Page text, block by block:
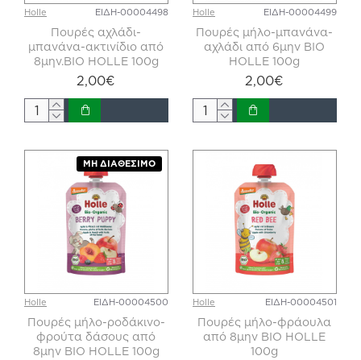
Holle ΕΙΔΗ-00004498
Πουρές αχλάδι-
μπανάνα-ακτινίδιο από
8μην.ΒΙΟ HOLLE 100g
2,00€
Holle ΕΙΔΗ-00004499
Πουρές μήλο-μπανάνα-
αχλάδι από 6μην ΒΙΟ
HOLLE 100g
2,00€
ΜΗ ΔΙΑΘΈΣΙΜΟ
Holle ΕΙΔΗ-00004500
Πουρές μήλο-ροδάκινο-
φρούτα δάσους από
8μην ΒΙΟ HOLLE 100g
Holle ΕΙΔΗ-00004501
Πουρές μήλο-φράουλα
από 8μην ΒΙΟ HOLLE
100g